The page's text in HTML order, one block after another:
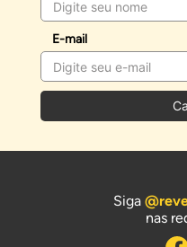
E-mail
Siga
nas